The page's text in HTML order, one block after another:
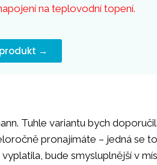
na teplovodní topení.
→
Tuhle variantu bych
pronajímáte – jedná se
bude smysluplnější v